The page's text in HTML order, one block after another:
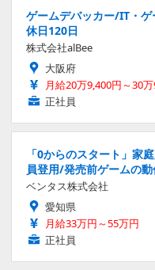
ゲームデバッカー/IT・
休日120日
株式会社alBee
大阪府
月給20万9,400円～30
正社員
「0からのスタート」家
員登用/発売前ゲームの
ベンタス株式会社
愛知県
月給33万円～55万円
正社員